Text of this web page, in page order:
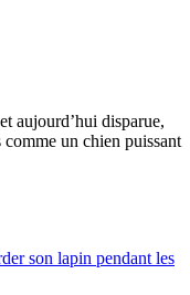
aujourd’hui disparue,
un chien puissant
son lapin pendant les